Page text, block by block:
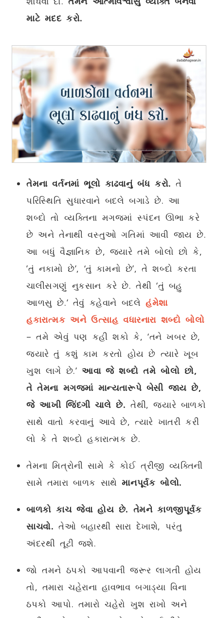
માટે મદદ કરો.
તેમના વર્તનમાં ભૂલો કાઢવાનું બંધ કરો. તે
પરિસ્થિતિ સુધારવાને બદલે બગાડે છે. આ
શબ્દો તો વ્યક્તિના મગજમાં સ્પંદન ઊભા કરે
છે અને તેનાથી વસ્તુઓ ગતિમાં આવી જાય છે.
આ બધું વૈજ્ઞાનિક છે, જ્યારે તમે બોલો છો કે,
’તું નકામો છે’, ‘તું કામનો છે’, તે શબ્દો કરતા
ચાલીસગણું નુકસાન કરે છે. તેથી ‘તું બહુ
આળસુ છે.’ તેવું કહેવાને બદલેહંમેશા
હકારાત્મક અને ઉત્સાહ વધારનારા શબ્દો બોલો
– તમે એવું પણ કહી શકો કે, ‘તને ખબર છે,
જ્યારે તું કશું કામ કરતો હોય છે ત્યારે ખૂબ
ખુશ લાગે છે.’ આવા જે શબ્દો તમે બોલો છો,
તે તેમના મગજમાં માન્યતારૂપે બેસી જાય છે,
જે આખી જિંદગી ચાલે છે. તેથી, જ્યારે બાળકો
સાથે વાતો કરવાનું આવે છે, ત્યારે ખાતરી કરી
લો કે તે શબ્દો હકારાત્મક છે.
તેમના મિત્રોની સામે કે કોઈ ત્રીજી વ્યક્તિની
સામે તમારા બાળક સાથેમાનપૂર્વક બોલો.
બાળકો કાચ જેવા હોય છે. તેમને કાળજીપૂર્વક
સાચવો. તેઓ બહારથી સારા દેખાશે, પરંતુ
અંદરથી તૂટી જશે.
જો તમને ઠપકો આપવાની જરૂર લાગતી હોય
તો, તમારા ચહેરાના હાવભાવ બગાડ્યા વિના
ઠપકો આપો. તમારો ચહેરો ખુશ રાખો અને